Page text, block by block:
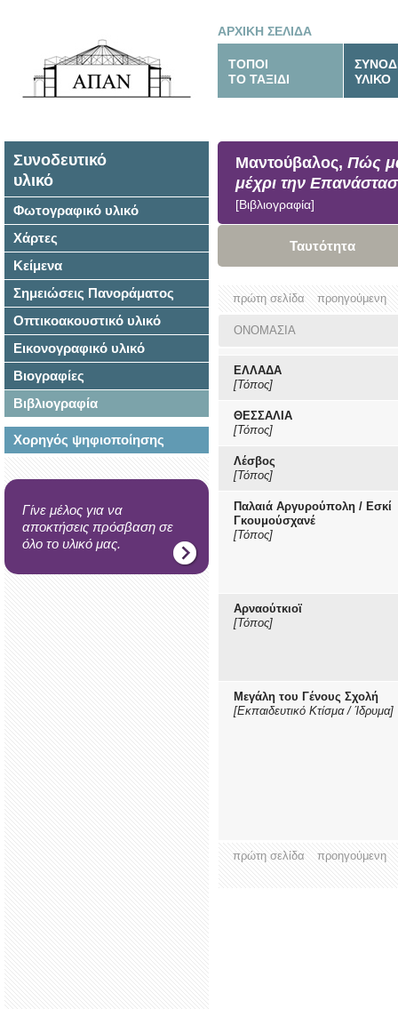
ΑΡΧΙΚΗ ΣΕΛΙΔΑ
ΤΟΠΟΙ
ΤΟ ΤΑΞΙΔΙ
ΥΛΙΚΟ
Συνοδευτικό
υλικό
Φωτογραφικό υλικό
Χάρτες
Κείμενα
Σημειώσεις Πανοράματος
Οπτικοακουστικό υλικό
Εικονογραφικό υλικό
Βιογραφίες
Βιβλιογραφία
Χορηγός ψηφιοποίησης
Γίνε μέλος για να
αποκτήσεις πρόσβαση σε
όλο το υλικό μας.
Μαντούβαλος, Πώς
μέχρι την
[Βιβλιογραφία]
Ταυτότητα
πρώτη σελίδα προηγούμενη
ΟΝΟΜΑΣΙΑ
ΕΛΛΑΔΑ
[Τόπος]
ΘΕΣΣΑΛΙΑ
[Τόπος]
Λέσβος
[Τόπος]
Παλαιά Αργυρούπολη / Εσκί
Γκουμούσχανέ
[Τόπος]
Αρναούτκιοϊ
[Τόπος]
Μεγάλη του Γένους Σχολή
[Εκπαιδευτικό Κτίσμα / Ίδρυμα]
πρώτη σελίδα προηγούμενη